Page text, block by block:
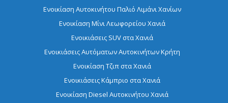
Ενοικίαση Αυτοκινήτου Παλιό Λιμάνι Χανίων
Ενοικίαση Μίνι Λεωφορείου Χανιά
Ενοικιάσεις SUV στα Χανιά
Ενοικιάσεις Αυτόματων Αυτοκινήτων Κρήτη
Ενοικίαση Τζιπ στα Χανιά
Ενοικιάσεις Κάμπριο στα Χανιά
Ενοικίαση Diesel Αυτοκινήτου Χανιά